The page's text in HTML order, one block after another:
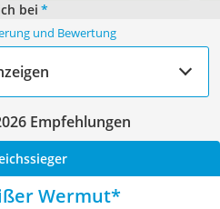
bei *
und Bewertung
Empfehlungen
Wermut